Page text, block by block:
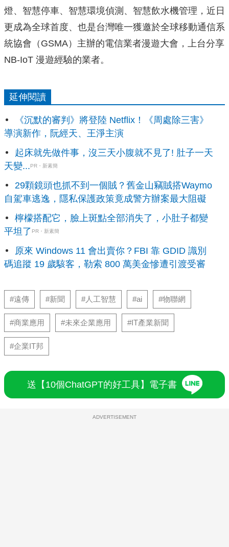
燈、智慧停車、智慧環境偵測、智慧飲水機管理，近日
更成為全球首度、也是台灣唯一獲邀於全球移動通信系
統協會（GSMA）主辦的電信業者漫遊大會，上台分享
NB-IoT 漫遊經驗的業者。
延伸閱讀
《沉默的審判》將登陸 Netflix！《周處除三害》
導演新作，阮經天、王淨主演
起床就先做件事，沒三天小腹就不見了! 肚子一天
天變...PR・新素簡
29顆鏡頭也抓不到一個賊？舊金山竊賊搭Waymo
自駕車逃逸，隱私保護政策竟成警方辦案最大阻礙
檸檬搭配它，臉上斑點全部消失了，小肚子都變
平坦了 PR・新素簡
原來 Windows 11 會出賣你？FBI 靠 GDID 識別
碼追蹤 19 歲駭客，勒索 800 萬美金慘遭引渡受審
#遠傳 #新聞 #人工智慧 #ai #物聯網
#商業應用 #未來企業應用 #IT產業新聞
#企業IT邦
送【10個ChatGPT的好工具】電子書
ADVERTISEMENT